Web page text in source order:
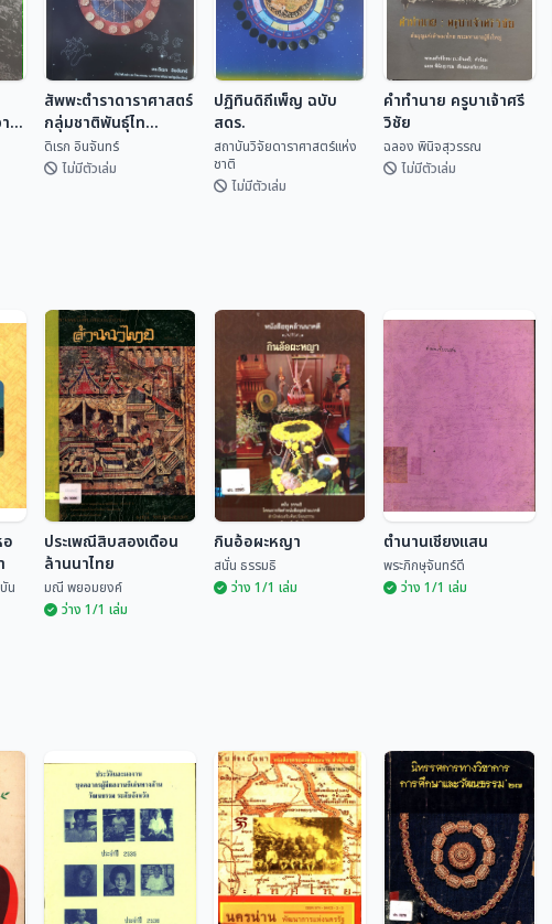
ก
สัพพะตำราดาราศาสตร์
กลุ่มชาติพันธุ์ไท
(ปริวรรตจากคัมภีร์ใบ
ลานและพับสา)
ดิเรก อินจันทร์
ไม่มีตัวเล่ม
ปฏิทินดิถีเพ็ญ ฉบับ
สดร.
สถาบันวิจัยดาราศาสตร์แห่ง
ชาติ
ไม่มีตัวเล่ม
คำทำนาย ครูบาเจ้าศรี
วิชัย
ฉลอง พินิจสุวรรณ
ไม่มีตัวเล่ม
อ
น
ประเพณีสิบสองเดือน
ล้านนาไทย
มณี พยอมยงค์
ว่าง 1/1 เล่ม
กินอ้อผะหญา
สนั่น ธรรมธิ
ว่าง 1/1 เล่ม
ตำนานเชียงแสน
พระภิกษุจันทร์ดี
ว่าง 1/1 เล่ม